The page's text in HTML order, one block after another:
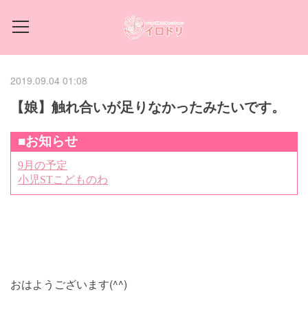
2019.09.04 01:08
【娘】触れ合いが足りなかったみたいです。
おはようございます(^^)